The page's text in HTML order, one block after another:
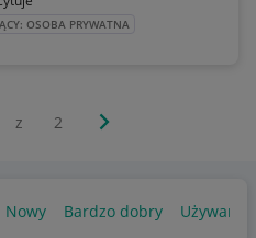
OSOBA PRYWATNA
z 2 Następna strona
Nowy Bardzo dobry Używany